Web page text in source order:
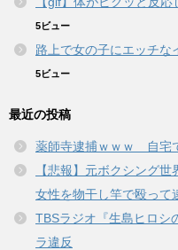
5ビュー
路上で女の子にエッチな
5ビュー
最近の投稿
薬師寺逮捕ｗｗｗ 自宅
【悲報】元ボクシング
女性を物干し竿で殴って
TBSラジオ『生島ヒロシ
ラ違反